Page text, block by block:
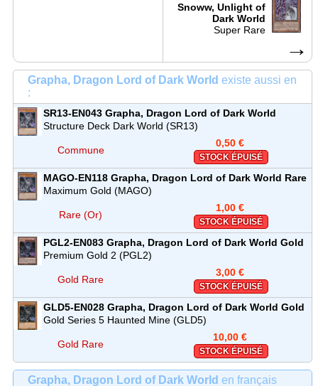
Snoww, Unlight of
Dark World
Super Rare
→
Grapha, Dragon Lord of Dark World existe aussi en
:
SR13-EN043 Grapha, Dragon Lord of Dark World
Commune
Structure Deck Dark World (SR13)
Commune
0,50 €
STOCK ÉPUISÉ
MAGO-EN118 Grapha, Dragon Lord of Dark World Rare
(Or)
Maximum Gold (MAGO)
Rare (Or)
1,00 €
STOCK ÉPUISÉ
PGL2-EN083 Grapha, Dragon Lord of Dark World Gold
Rare
Premium Gold 2 (PGL2)
Gold Rare
3,00 €
STOCK ÉPUISÉ
GLD5-EN028 Grapha, Dragon Lord of Dark World Gold
Rare
Gold Series 5 Haunted Mine (GLD5)
Gold Rare
10,00 €
STOCK ÉPUISÉ
Grapha, Dragon Lord of Dark World en français